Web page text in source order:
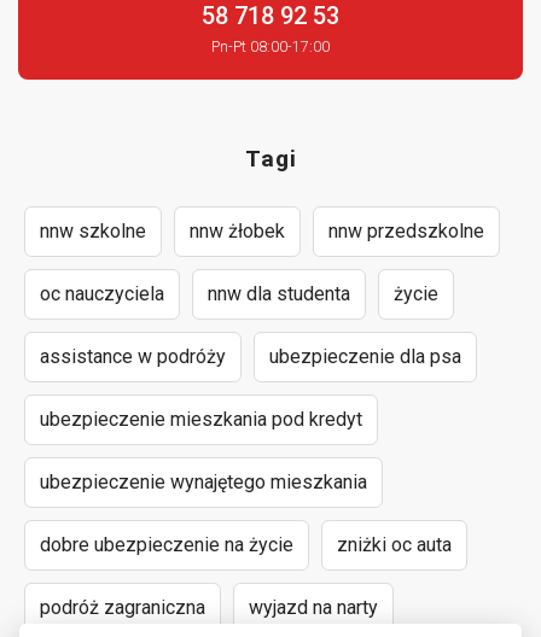
58 718 92 53
Pn-Pt 08:00-17:00
Tagi
nnw szkolne nnw żłobek nnw przedszkolne
oc nauczyciela nnw dla studenta życie
assistance w podróży ubezpieczenie dla psa
ubezpieczenie mieszkania pod kredyt
ubezpieczenie wynajętego mieszkania
dobre ubezpieczenie na życie zniżki oc auta
podróż zagraniczna wyjazd na narty